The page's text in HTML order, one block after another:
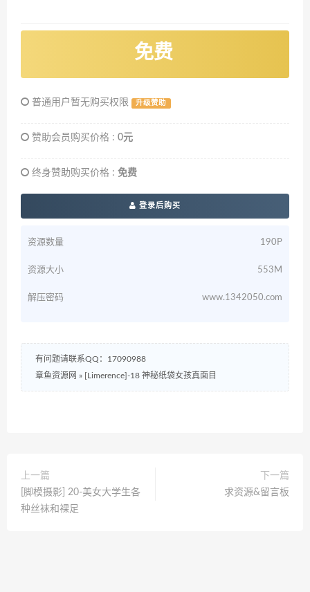
免费
普通用户暂无购买权限 升级赞助
赞助会员购买价格 : 0元
终身赞助购买价格 : 免费
登录后购买
资源数量 190P
资源大小 553M
解压密码 www.1342050.com
有问题请联系QQ：17090988
章鱼资源网 » [Limerence]-18 神秘纸袋女孩真面目
上一篇
[脚模摄影] 20-美女大学生各
种丝袜和裸足
下一篇
求资源&留言板